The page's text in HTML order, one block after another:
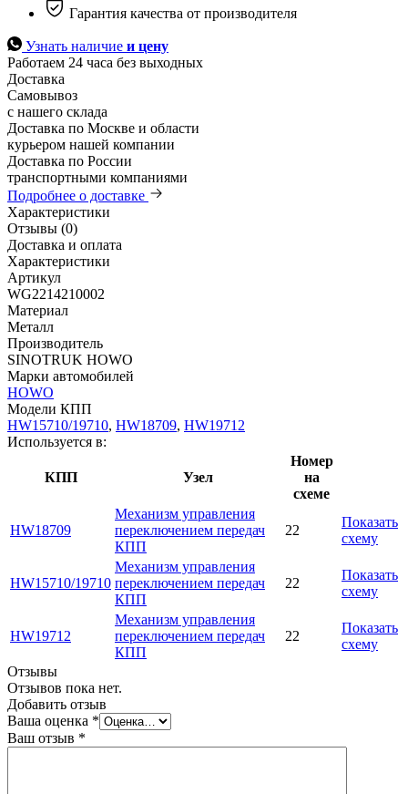
Гарантия качества от производителя
Узнать наличие и цену
Работаем 24 часа без выходных
Доставка
Самовывоз
с нашего склада
Доставка по Москве и области
курьером нашей компании
Доставка по России
транспортными компаниями
Подробнее о доставке
Характеристики
Отзывы (0)
Доставка и оплата
Характеристики
Артикул
WG2214210002
Материал
Металл
Производитель
SINOTRUK HOWO
Марки автомобилей
HOWO
Модели КПП
HW15710/19710, HW18709, HW19712
Используется в:
КПП Узел
Номер
на
схеме
HW18709
Механизм управления
переключением передач
КПП
22
Показать
схему
HW15710/19710
Механизм управления
переключением передач
КПП
22
Показать
схему
HW19712
Механизм управления
переключением передач
КПП
22
Показать
схему
Отзывы
Отзывов пока нет.
Добавить отзыв
Ваша оценка *
Ваш отзыв *